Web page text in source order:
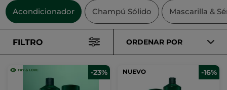
Acondicionador Champú Sólido Mascarilla &
FILTRO ORDENAR POR
-23% NUEVO -16%